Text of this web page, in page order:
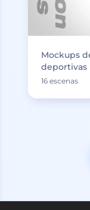
Mockups
deportivas
16 escenas